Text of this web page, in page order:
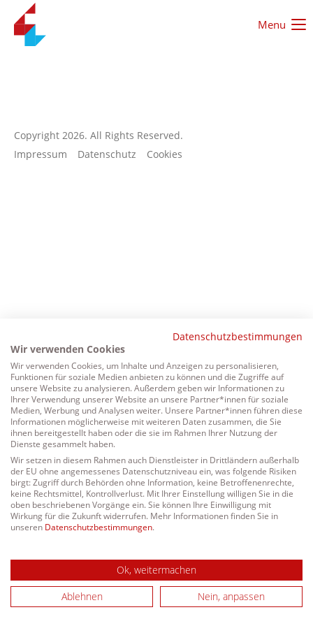
Login
Passwort
24h/ 365days
We offer support for our customers
Mon - Fri 8:00am - 5:00pm
Get in touch
Cybersteel Inc.
376-293 City Road, Suite 600
Have any questions?
+44 1234 567 890
Menu
Copyright 2026. All Rights Reserved.
Impressum
Datenschutz Cookies
Datenschutzbestimmungen
Wir verwenden Cookies
Wir verwenden Cookies, um Inhalte und Anzeigen zu personalisieren,
Funktionen für soziale Medien anbieten zu können und die Zugriffe auf
unsere Website zu analysieren. Außerdem geben wir Informationen zu
Ihrer Verwendung unserer Website an unsere Partner*innen für soziale
Medien, Werbung und Analysen weiter. Unsere Partner*innen führen diese
Informationen möglicherweise mit weiteren Daten zusammen, die Sie
ihnen bereitgestellt haben oder die sie im Rahmen Ihrer Nutzung der
Dienste gesammelt haben.
Wir setzen in diesem Rahmen auch Dienstleister in Drittländern außerhalb
der EU ohne angemessenes Datenschutzniveau ein, was folgende Risiken
birgt: Zugriff durch Behörden ohne Information, keine Betroffenenrechte,
keine Rechtsmittel, Kontrollverlust. Mit Ihrer Einstellung willigen Sie in die
oben beschriebenen Vorgänge ein. Sie können Ihre Einwilligung mit
Wirkung für die Zukunft widerrufen. Mehr Informationen finden Sie in
unseren Datenschutzbestimmungen.
Ok, weitermachen
Ablehnen
Nein, anpassen